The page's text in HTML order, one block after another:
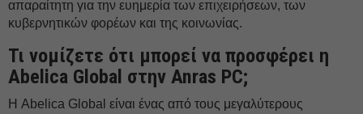
απαραίτητη για την ευημερία των επιχειρήσεων, των
κυβερνητικών φορέων και της κοινωνίας.
Τι νομίζετε ότι μπορεί να προσφέρει η
Abelica Global στην Anras PC;
Η Abelica Global είναι ένας από τους μεγαλύτερους